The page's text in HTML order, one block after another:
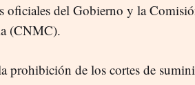
oficiales del Gobierno y la
(CNMC).
prohibición de los cortes de